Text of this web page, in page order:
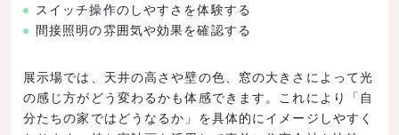
スイッチ操作のしやすさを体験する
間接照明の雰囲気や効果を確認する
展示場では、天井の高さや壁の色、窓の大きさによって光
の感じ方がどう変わるかも体感できます。これにより「自
分たちの家ではどうなるか」を具体的にイメージしやすく